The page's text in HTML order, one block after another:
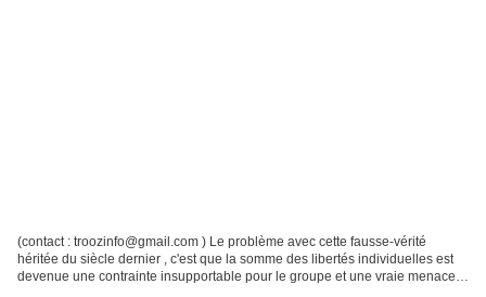
(contact : troozinfo@gmail.com ) Le problème avec cette fausse-vérité
héritée du siècle dernier , c'est que la somme des libertés individuelles est
devenue une contrainte insupportable pour le groupe et une vraie menace